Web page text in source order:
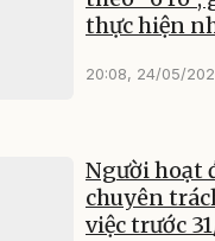
thực hiện
20:08, 24/05/
Người hoạt
chuyên
việc trước